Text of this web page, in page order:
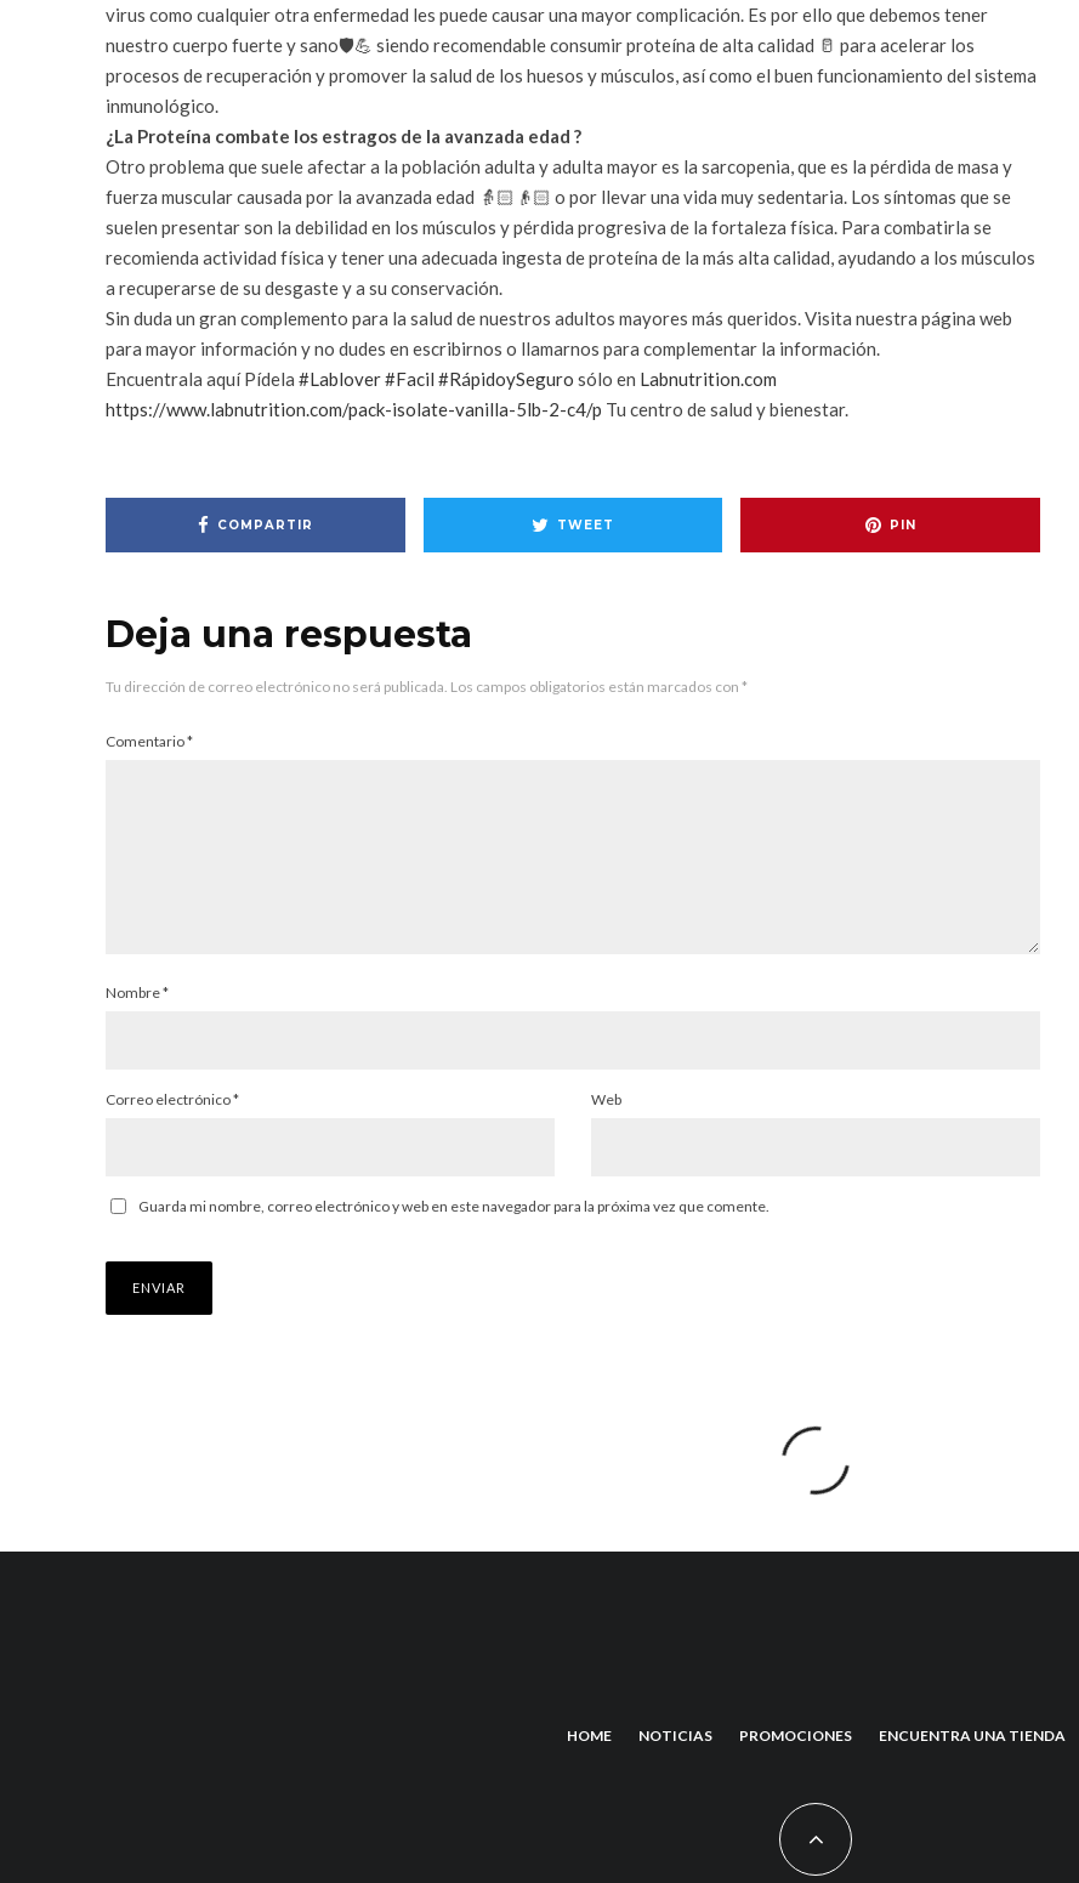
virus como cualquier otra enfermedad les puede causar una mayor complicación. Es por ello que debemos tener
nuestro cuerpo fuerte y sano🛡💪 siendo recomendable consumir proteína de alta calidad 🥛 para acelerar los
procesos de recuperación y promover la salud de los huesos y músculos, así como el buen funcionamiento del sistema
inmunológico.
¿La Proteína combate los estragos de la avanzada edad ?
Otro problema que suele afectar a la población adulta y adulta mayor es la sarcopenia, que es la pérdida de masa y
fuerza muscular causada por la avanzada edad 👵🏻👴🏻 o por llevar una vida muy sedentaria. Los síntomas que se
suelen presentar son la debilidad en los músculos y pérdida progresiva de la fortaleza física. Para combatirla se
recomienda actividad física y tener una adecuada ingesta de proteína de la más alta calidad, ayudando a los músculos
a recuperarse de su desgaste y a su conservación.
Sin duda un gran complemento para la salud de nuestros adultos mayores más queridos. Visita nuestra página web
para mayor información y no dudes en escribirnos o llamarnos para complementar la información.
Encuentrala aquí Pídela #Lablover#Facil #RápidoySeguro sólo en Labnutrition.com
https://www.labnutrition.com/pack-isolate-vanilla-5lb-2-c4/p Tu centro de salud y bienestar.
COMPARTIR TWEET PIN
Deja una respuesta
Tu dirección de correo electrónico no será publicada. Los campos obligatorios están marcados con *
Comentario*
Nombre*
Correo electrónico* Web
Guarda mi nombre, correo electrónico y web en este navegador para la próxima vez que comente.
HOME NOTICIAS PROMOCIONES ENCUENTRA UNA TIENDA